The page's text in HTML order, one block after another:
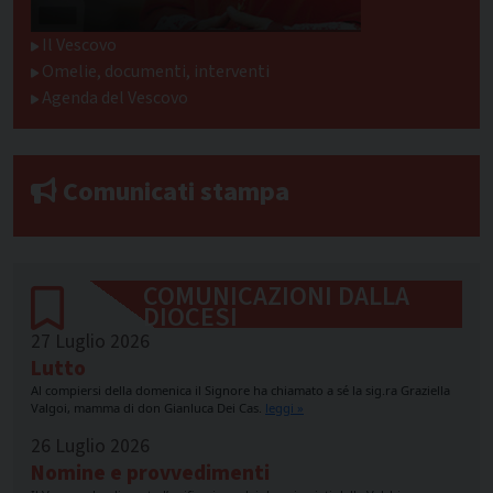
Il Vescovo
Omelie, documenti, interventi
Agenda del Vescovo
Comunicati stampa
COMUNICAZIONI DALLA
DIOCESI
27 Luglio 2026
Lutto
Al compiersi della domenica il Signore ha chiamato a sé la sig.ra Graziella
Valgoi, mamma di don Gianluca Dei Cas. leggi »
26 Luglio 2026
Nomine e provvedimenti